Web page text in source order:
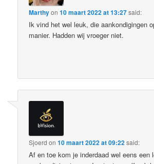
Marthyon10 maart 2022 at 13:27said:
Ik vind het wel leuk, die aankondigingen
manier. Hadden wij vroeger niet.
Sjoerd on10 maart 2022 at 09:22said:
Af en toe kom je inderdaad wel eens een